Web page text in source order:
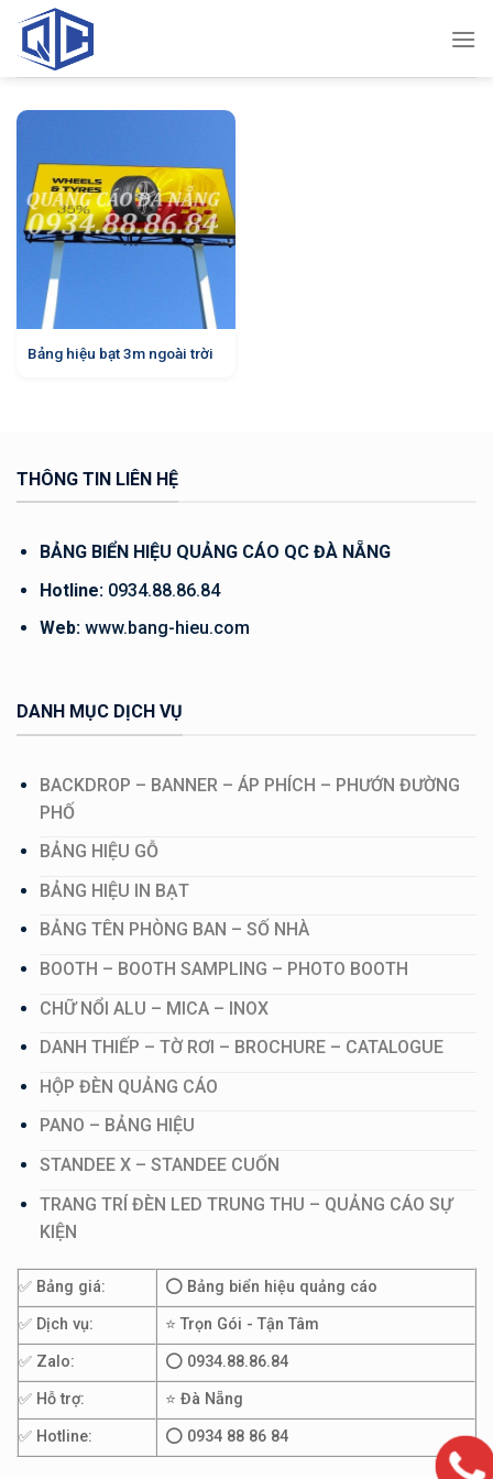
Skip
content
Bảng hiệu bạt 3m ngoài trời
THÔNG TIN LIÊN HỆ
BẢNG BIỂN HIỆU QUẢNG CÁO QC ĐÀ NẴNG
Hotline:0934.88.86.84
Web:www.bang-hieu.com
DANH MỤC DỊCH VỤ
BACKDROP – BANNER – ÁP PHÍCH – PHƯỚN ĐƯỜNG
PHỐ
BẢNG HIỆU GỖ
BẢNG HIỆU IN BẠT
BẢNG TÊN PHÒNG BAN – SỐ NHÀ
BOOTH – BOOTH SAMPLING – PHOTO BOOTH
CHỮ NỔI ALU – MICA – INOX
DANH THIẾP – TỜ RƠI – BROCHURE – CATALOGUE
HỘP ĐÈN QUẢNG CÁO
PANO – BẢNG HIỆU
STANDEE X – STANDEE CUỐN
TRANG TRÍ ĐÈN LED TRUNG THU – QUẢNG CÁO SỰ
KIỆN
✅ Bảng giá:
⭕ Bảng biển hiệu quảng cáo
✅ Dịch vụ:
⭐ Trọn Gói - Tận Tâm
✅ Zalo:
⭕ 0934.88.86.84
✅ Hỗ trợ:
⭐ Đà Nẵng
✅ Hotline:
⭕ 0934 88 86 84